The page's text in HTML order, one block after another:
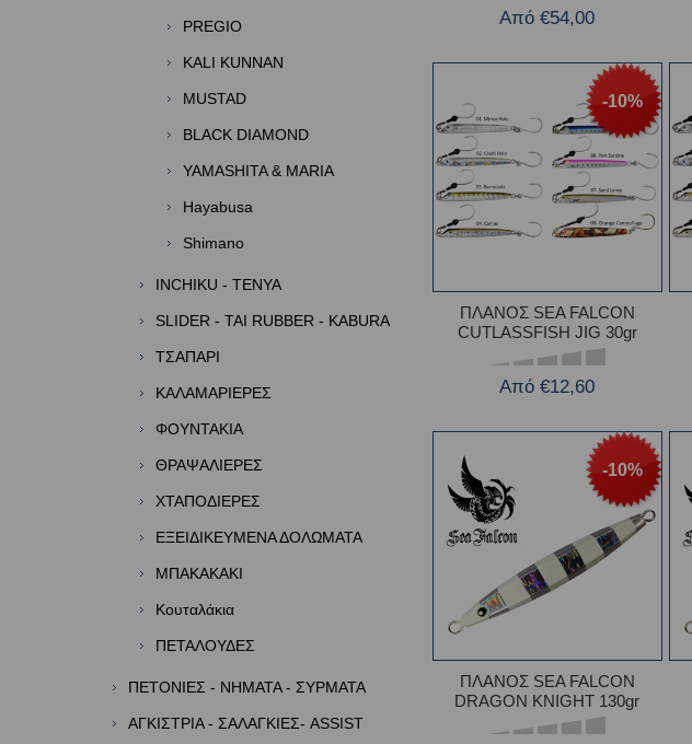
Από €54,00
-10%
ΠΛΑΝΟΣ SEA FALCON
CUTLASSFISH JIG 30gr
Από €12,60
-10%
ΠΛΑΝΟΣ SEA FALCON
DRAGON KNIGHT 130gr
PREGIO
KALI KUNNAN
MUSTAD
BLACK DIAMOND
YAMASHITA & MARIA
Hayabusa
Shimano
INCHIKU - TENYA
SLIDER - TAI RUBBER - KABURA
TΣΑΠΑΡΙ
ΚΑΛΑΜΑΡΙΕΡΕΣ
ΦΟΥΝΤΑΚΙΑ
ΘΡΑΨΑΛΙΕΡΕΣ
ΧΤΑΠΟΔΙΕΡΕΣ
ΕΞΕΙΔΙΚΕΥΜΕΝΑ ΔΟΛΩΜΑΤΑ
ΜΠΑΚΑΚΑΚΙ
Κουταλάκια
ΠΕΤΑΛΟΥΔΕΣ
ΠΕΤΟΝΙΕΣ - ΝΗΜΑΤΑ - ΣΥΡΜΑΤΑ
ΑΓΚΙΣΤΡΙΑ - ΣΑΛΑΓΚΙΕΣ- ASSIST